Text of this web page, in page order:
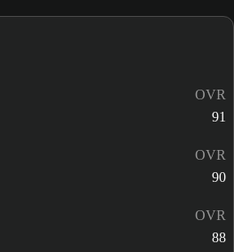
OVR
91
OVR
90
OVR
88